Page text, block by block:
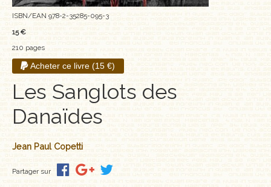
COFFRETS
AUTEURS
LES ÉDITIONS GLYPHE
ISBN/EAN 978-2-35285-095-3
15 €
210 pages
Acheter ce livre (15 €)
Les Sanglots des
Danaïdes
Jean Paul Copetti
Partager sur